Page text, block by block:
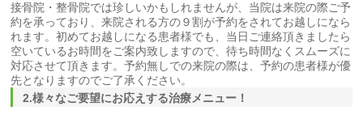
接骨院・整骨院では珍しいかもしれませんが、当院は来院の際ご予
約を承っており、来院される方の９割が予約をされてお越しになら
れます。初めてお越しになる患者様でも、当日ご連絡頂きましたら
空いているお時間をご案内致しますので、待ち時間なくスムーズに
対応させて頂きます。予約無しでの来院の際は、予約の患者様が優
先となりますのでご了承ください。
2.様々なご要望にお応えする治療メニュー！